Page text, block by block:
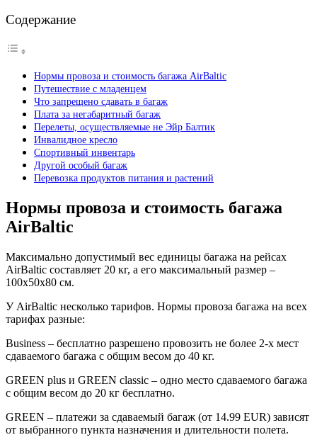
Содержание
Нормы провоза и стоимость багажа AirBaltic
Путешествие с младенцем
Что запрещено сдавать в багаж
Плата за негабаритный багаж
Перелеты, осуществляемые не Эйр Балтик
Инвалидное кресло
Спортивный инвентарь
Другой особый багаж
Перевозка продуктов питания и растений
Нормы провоза и стоимость багажа
AirBaltic
Максимально допустимый вес единицы багажа на рейсах
AirBaltic составляет 20 кг, а его максимальный размер –
100х50х80 см.
У AirBaltic несколько тарифов. Нормы провоза багажа на всех
тарифах разные:
Business – бесплатно разрешено провозить не более 2-х мест
сдаваемого багажа с общим весом до 40 кг.
GREEN plus и GREEN classic – одно место сдаваемого багажа
с общим весом до 20 кг бесплатно.
GREEN – платежи за сдаваемый багаж (от 14.99 EUR) зависят
от выбранного пункта назначения и длительности полета.